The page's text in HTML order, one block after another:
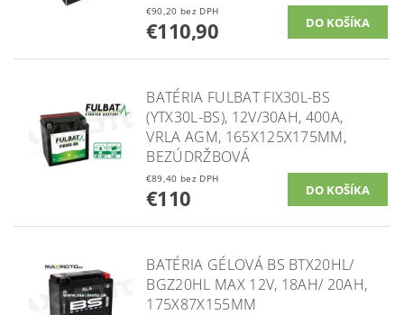
€90,20 bez DPH
€110,90
BATÉRIA FULBAT FIX30L-BS
(YTX30L-BS), 12V/30AH, 400A,
VRLA AGM, 165X125X175MM,
BEZÚDRŽBOVÁ
€89,40 bez DPH
€110
BATÉRIA GÉLOVÁ BS BTX20HL/
BGZ20HL MAX 12V, 18AH/ 20AH,
175X87X155MM